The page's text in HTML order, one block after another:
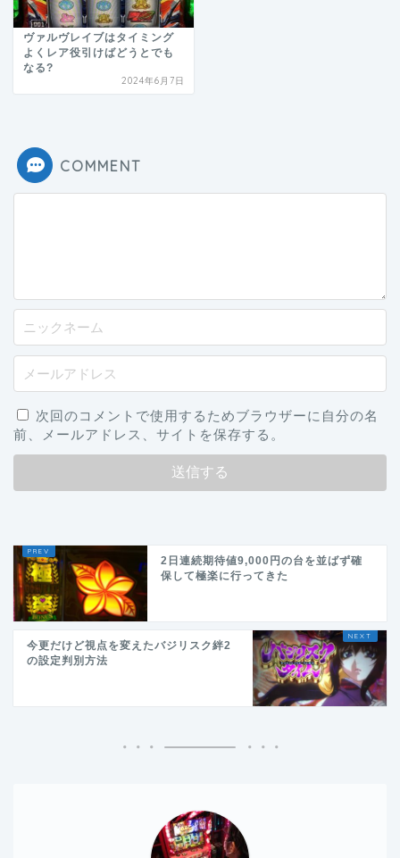
ヴァルヴレイブはタイミング
よくレア役引けばどうとでも
なる?
2024年6月7日
COMMENT
次回のコメントで使用するためブラウザーに自分の名
前、メールアドレス、サイトを保存する。
2日連続期待値9,000円の台を並ばず確
保して極楽に行ってきた
今更だけど視点を変えたバジリスク絆2
の設定判別方法